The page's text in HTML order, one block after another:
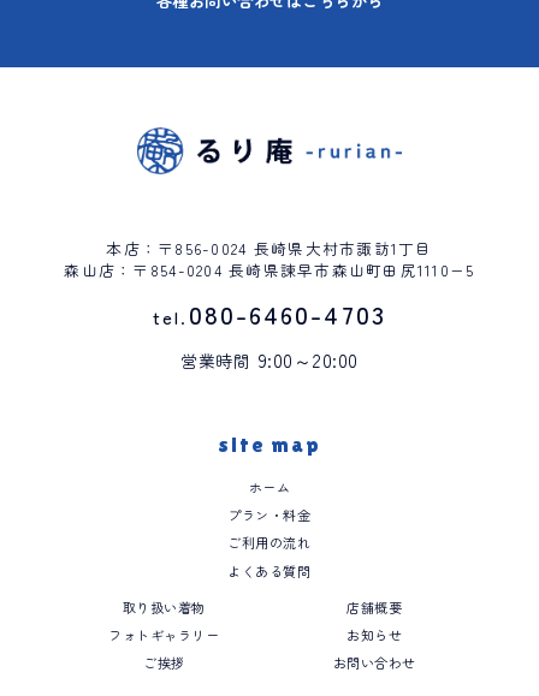
本店：〒856-0024 長崎県大村市諏訪1丁目
森山店：〒854-0204 長崎県諫早市森山町田尻1110−5
tel. 080-6460-4703
営業時間 9:00～20:00
site map
ホーム
プラン・料金
ご利用の流れ
よくある質問
取り扱い着物
フォトギャラリー
ご挨拶
店舗概要
お知らせ
お問い合わせ